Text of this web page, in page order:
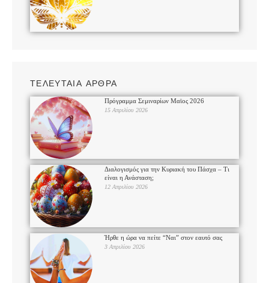
ΤΕΛΕΥΤΑΙΑ ΑΡΘΡΑ
Πρόγραμμα Σεμιναρίων Μαϊος 2026
15 Απριλίου 2026
Διαλογισμός για την Κυριακή του Πάσχα – Τι
είναι η Ανάσταση;
12 Απριλίου 2026
Ήρθε η ώρα να πείτε “Ναι” στον εαυτό σας
3 Απριλίου 2026